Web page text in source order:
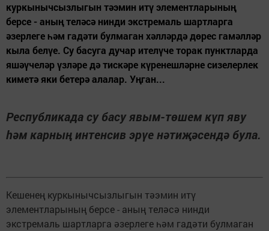
куркынычсызлыгын тәэмин итү элементларының
берсе - аның теләсә нинди экстремаль шартларга
әзерлеге һәм гадәти булмаган хәлләрдә дөрес гамәлләр
кыла белүе. Су басуга дучар ителүче торак пунктларда
яшәүчеләр үзләре дә тискәре күренешләрне сизелерлек
киметә яки бетерә алалар. Уңган...
Республикада су басу явым-төшем күп яву
һәм карның интенсив эрүе нәтиҗәсендә була.
Кешенең куркынычсызлыгын тәэмин итү
элементларының берсе - аның теләсә нинди
экстремаль шартларга әзерлеге һәм гадәти булмаган